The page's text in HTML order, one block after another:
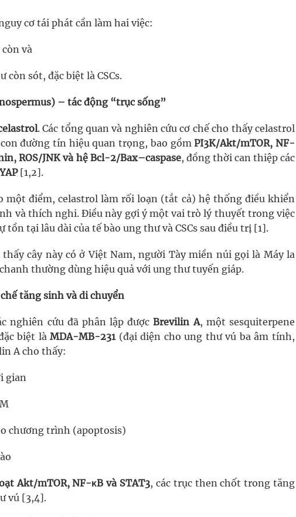
cơ tái phát cần làm hai việc:
và
sót, đặc biệt là CSCs.
– tác động “trục sống”
. Các tổng quan và nghiên cứu cơ chế cho thấy celastrol
đường tín hiệu quan trọng, bao gồmPI3K/Akt/mTOR, NF-
ROS/JNK và hệ Bcl-2/Bax–caspase, đồng thời can thiệp các
[1,2].
một điểm, celastrol làm rối loạn (tắt cả) hệ thống điều khiển
và thích nghi. Điều này gợi ý một vai trò lý thuyết trong việc
tại lâu dài của tế bào ung thư và CSCs sau điều trị [1].
cây này có ở Việt Nam, người Tày miền núi gọi là Máy la
thường dùng hiệu quả với ung thư tuyến giáp.
tăng sinh và di chuyển
nghiên cứu đã phân lập đượcBrevilin A, một sesquiterpene
biệt làMDA-MB-231(đại diện cho ung thư vú ba âm tính,
A cho thấy:
gian
chương trình (apoptosis)
Akt/mTOR, NF-κB và STAT3, các trục then chốt trong tăng
vú [3,4].